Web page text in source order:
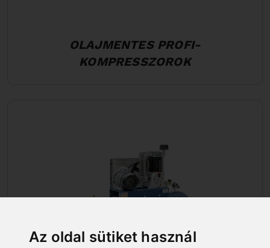
Az oldal sütiket használ
OLAJMENTES PROFI-
KOMPRESSZOROK